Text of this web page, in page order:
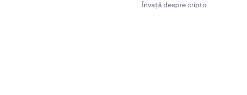
Învață despre cripto